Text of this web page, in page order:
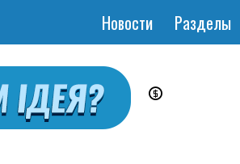
Основная
Новости Разделы